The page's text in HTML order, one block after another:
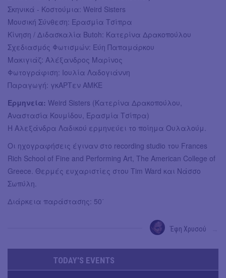
Σκηνικά - Κοστούμια: Weird Sisters
Μουσική Σύνθεση: Ερασμία Τσίπρα
Κίνηση / Διδασκαλία Butoh: Κατερίνα Δρακοπούλου
Σχεδιασμός Φωτισμών: Εύη Παπαμάρκου
Μακιγιάζ: Αλέξανδρος Μαρίνος
Φωτογράφιση: Ιουλία Λαδογιάννη
Παραγωγή: γκΑΡΤεν ΑΜΚΕ
Ερμηνεία: Weird Sisters (Κατερίνα Δρακοπούλου,
Αναστασία Κουμίδου, Ερασμία Τσίπρα)
Η Αλεξάνδρα Λαδικού ερμηνεύει το ποίημα Ουλαλούμ.
Οι ηχογραφήσεις έγιναν στο recording studio του Frances
Rich School of Fine and Performing Art, The American College of
Greece. Θερμές ευχαριστίες στου Tim Ward και Νάσσο
Σωπύλη.
Διάρκεια παράστασης: 50΄
Έφη Χρυσού
TODAY'S EVENTS